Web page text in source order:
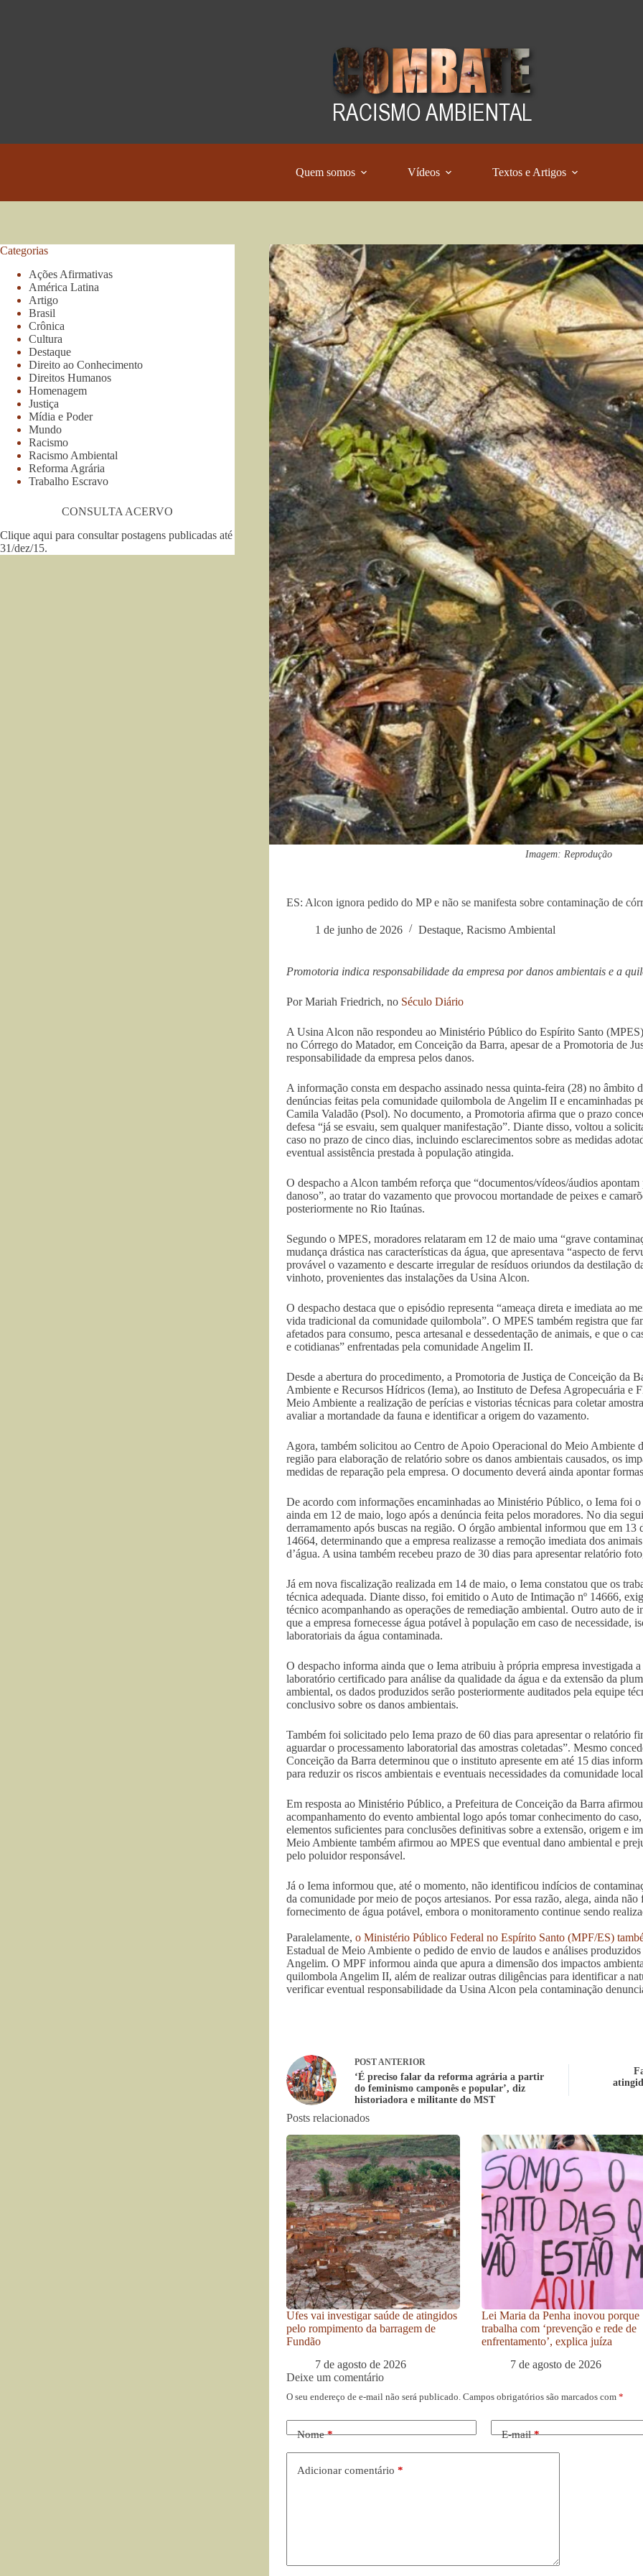
Quem somos Vídeos Textos e Artigos
Imagem: Reprodução
ES: Alcon ignora pedido do MP e não se manifesta sobre contaminação de
1 de junho de 2026 Destaque, Racismo Ambiental
Promotoria indica responsabilidade da empresa por danos ambientais e a
Por Mariah Friedrich, no Século Diário
A Usina Alcon não respondeu ao Ministério Público do Espírito Santo
no Córrego do Matador, em Conceição da Barra, apesar de a Promotoria de
responsabilidade da empresa pelos danos.
A informação consta em despacho assinado nessa quinta-feira (28) no âmbito
denúncias feitas pela comunidade quilombola de Angelim II e encaminhadas
Camila Valadão (Psol). No documento, a Promotoria afirma que o prazo
defesa “já se esvaiu, sem qualquer manifestação”. Diante disso, voltou a
caso no prazo de cinco dias, incluindo esclarecimentos sobre as medidas
eventual assistência prestada à população atingida.
O despacho a Alcon também reforça que “documentos/vídeos/áudios
danoso”, ao tratar do vazamento que provocou mortandade de peixes e
posteriormente no Rio Itaúnas.
Segundo o MPES, moradores relataram em 12 de maio uma “grave
mudança drástica nas características da água, que apresentava “aspecto de
provável o vazamento e descarte irregular de resíduos oriundos da destilação
vinhoto, provenientes das instalações da Usina Alcon.
O despacho destaca que o episódio representa “ameaça direta e imediata ao
vida tradicional da comunidade quilombola”. O MPES também registra que
afetados para consumo, pesca artesanal e dessedentação de animais, e que o
e cotidianas” enfrentadas pela comunidade Angelim II.
Desde a abertura do procedimento, a Promotoria de Justiça de Conceição da
Ambiente e Recursos Hídricos (Iema), ao Instituto de Defesa Agropecuária e
Meio Ambiente a realização de perícias e vistorias técnicas para coletar
avaliar a mortandade da fauna e identificar a origem do vazamento.
Agora, também solicitou ao Centro de Apoio Operacional do Meio Ambiente
região para elaboração de relatório sobre os danos ambientais causados, os
medidas de reparação pela empresa. O documento deverá ainda apontar
De acordo com informações encaminhadas ao Ministério Público, o Iema foi
ainda em 12 de maio, logo após a denúncia feita pelos moradores. No dia
derramamento após buscas na região. O órgão ambiental informou que em
14664, determinando que a empresa realizasse a remoção imediata dos
d’água. A usina também recebeu prazo de 30 dias para apresentar relatório
Já em nova fiscalização realizada em 14 de maio, o Iema constatou que os
técnica adequada. Diante disso, foi emitido o Auto de Intimação nº 14666,
técnico acompanhando as operações de remediação ambiental. Outro auto
que a empresa fornecesse água potável à população em caso de necessidade,
laboratoriais da água contaminada.
O despacho informa ainda que o Iema atribuiu à própria empresa investigada
laboratório certificado para análise da qualidade da água e da extensão da
ambiental, os dados produzidos serão posteriormente auditados pela equipe
conclusivo sobre os danos ambientais.
Também foi solicitado pelo Iema prazo de 60 dias para apresentar o relatório
aguardar o processamento laboratorial das amostras coletadas”. Mesmo
Conceição da Barra determinou que o instituto apresente em até 15 dias
para reduzir os riscos ambientais e eventuais necessidades da comunidade
Em resposta ao Ministério Público, a Prefeitura de Conceição da Barra
acompanhamento do evento ambiental logo após tomar conhecimento do
elementos suficientes para conclusões definitivas sobre a extensão, origem e
Meio Ambiente também afirmou ao MPES que eventual dano ambiental e
pelo poluidor responsável.
Já o Iema informou que, até o momento, não identificou indícios de
da comunidade por meio de poços artesianos. Por essa razão, alega, ainda
fornecimento de água potável, embora o monitoramento continue sendo
Paralelamente, o Ministério Público Federal no Espírito Santo (MPF/ES)
Estadual de Meio Ambiente o pedido de envio de laudos e análises
Angelim. O MPF informou ainda que apura a dimensão dos impactos
quilombola Angelim II, além de realizar outras diligências para identificar a
verificar eventual responsabilidade da Usina Alcon pela contaminação
POSTANTERIOR
‘É preciso falar da reforma agrária a partir
do feminismo camponês e popular’, diz
historiadora e militante do MST
Posts relacionados
Ufes vai investigar saúde de atingidos
pelo rompimento da barragem de
Fundão
7 de agosto de 2026
Lei Maria da Penha inovou porque
trabalha com ‘prevenção e rede de
enfrentamento’, explica juíza
7 de agosto de 2026
Deixe um comentário
O seu endereço de e-mail não será publicado. Campos obrigatórios são marcados com *
Nome* E-mail*
Adicionar comentário *
Categorias
Ações Afirmativas
América Latina
Artigo
Brasil
Crônica
Cultura
Destaque
Direito ao Conhecimento
Direitos Humanos
Homenagem
Justiça
Mídia e Poder
Mundo
Racismo
Racismo Ambiental
Reforma Agrária
Trabalho Escravo
CONSULTA ACERVO
Clique aqui para consultar postagens publicadas até
31/dez/15.